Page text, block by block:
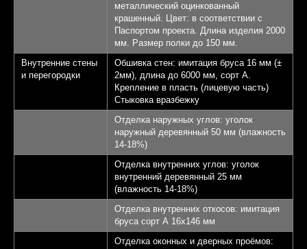
металлический оцинкованный
крашенный. Цвет: в соответствии с
Паспортом проекта. Длина изделия 2000
мм. Размер полки до 150 мм.
Внутренние стены
и перегородки
Обшивка стен: имитация бруса 16 мм (±
2мм), длина до 6000 мм, сорт А.
Крепление в пласть (лицевую часть)
Стыковка вразбежку
Отделка наружных углов: уголок
наружный деревянный 50 мм (влажность
14-18%)
Отделка внутренних углов: уголок
внутренний деревянный 25 мм
(влажность 14-18%)
Отделка внутренних откосов: имитация
бруса сорт А 16х146 мм
Отделка оконных и дверных проёмов: